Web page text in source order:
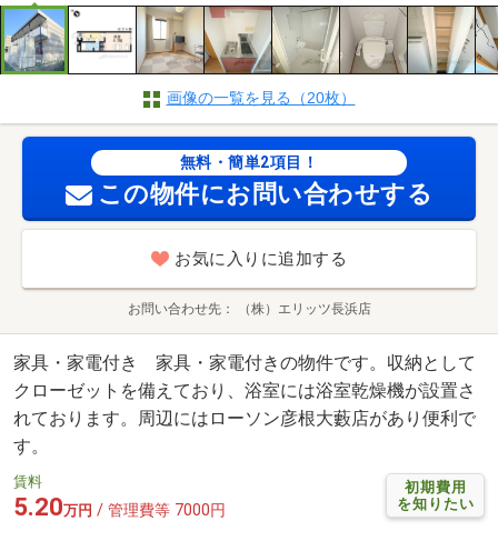
画像の一覧を見る（20枚）
無料・簡単2項目！
この物件にお問い合わせする
お気に入りに追加する
お問い合わせ先 （株）エリッツ長浜店
家具・家電付き 家具・家電付きの物件です。収納として
クローゼットを備えており、浴室には浴室乾燥機が設置さ
れております。周辺にはローソン彦根大藪店があり便利で
す。
初期費用
を知りたい
賃料
5.20万円 / 管理費等 7000円